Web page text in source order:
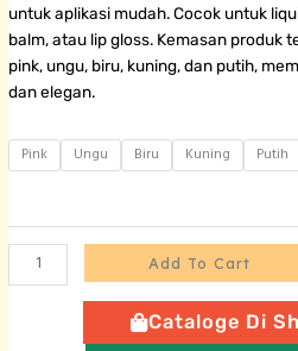
untuk aplikasi mudah. Cocok untuk
balm, atau lip gloss. Kemasan produk
pink, ungu, biru, kuning, dan putih,
dan elegan.
Pink Ungu Biru Kuning Putih
Wadah
Lipcare
Aplikator
Bulat
Add To Cart
Cataloge Di